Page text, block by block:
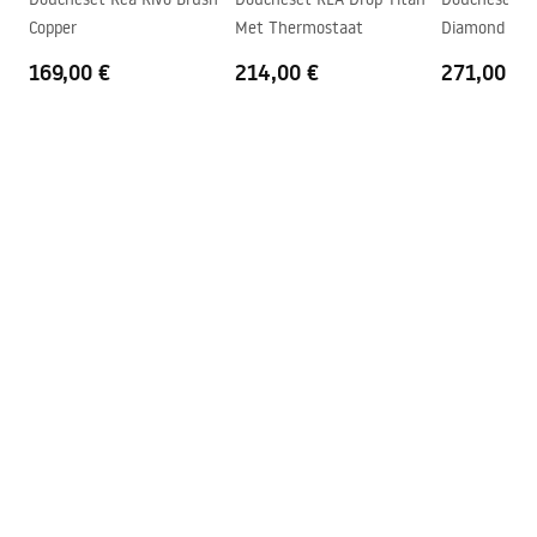
Easy Clean-coating
Ja, aan één kant van het glas
Copper
169,00 €
Met Thermostaat
214,00 €
Diamond
271,00 €